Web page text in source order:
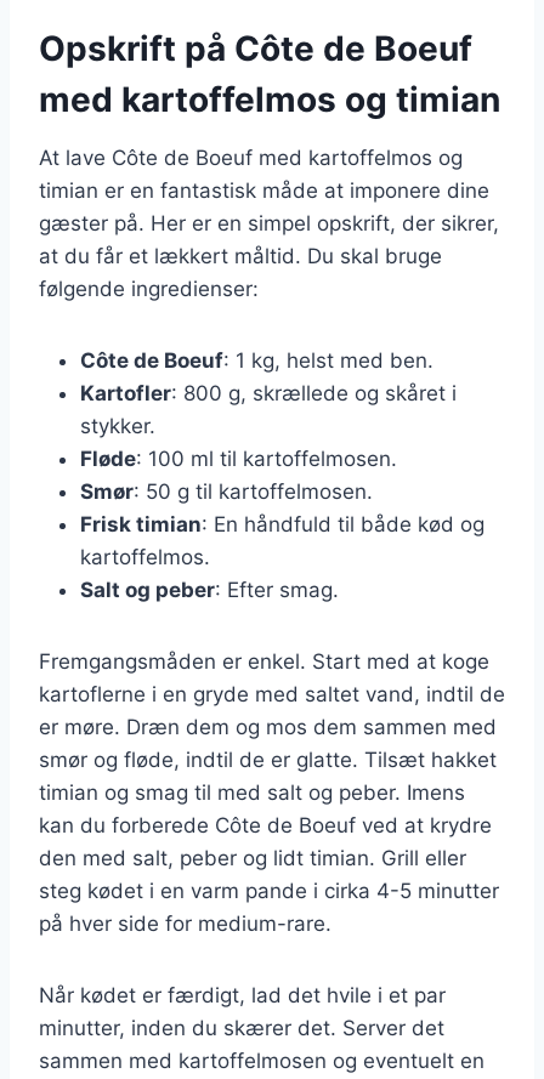
Opskrift på Côte de Boeuf
med kartoffelmos og timian
At lave Côte de Boeuf med kartoffelmos og
timian er en fantastisk måde at imponere dine
gæster på. Her er en simpel opskrift, der sikrer,
at du får et lækkert måltid. Du skal bruge
følgende ingredienser:
Côte de Boeuf: 1 kg, helst med ben.
Kartofler: 800 g, skrællede og skåret i
stykker.
Fløde: 100 ml til kartoffelmosen.
Smør: 50 g til kartoffelmosen.
Frisk timian: En håndfuld til både kød og
kartoffelmos.
Salt og peber: Efter smag.
Fremgangsmåden er enkel. Start med at koge
kartoflerne i en gryde med saltet vand, indtil de
er møre. Dræn dem og mos dem sammen med
smør og fløde, indtil de er glatte. Tilsæt hakket
timian og smag til med salt og peber. Imens
kan du forberede Côte de Boeuf ved at krydre
den med salt, peber og lidt timian. Grill eller
steg kødet i en varm pande i cirka 4-5 minutter
på hver side for medium-rare.
Når kødet er færdigt, lad det hvile i et par
minutter, inden du skærer det. Server det
sammen med kartoffelmosen og eventuelt en